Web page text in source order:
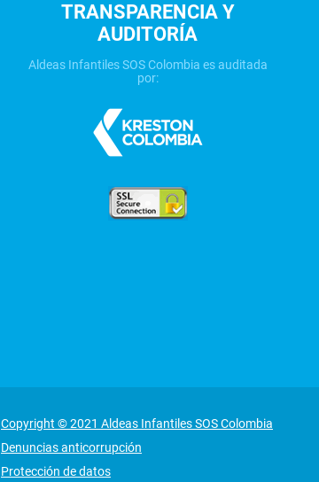
TRANSPARENCIA Y
AUDITORÍA
Aldeas Infantiles SOS Colombia es auditada
por:
Copyright © 2021 Aldeas Infantiles SOS Colombia
Denuncias anticorrupción
Protección de datos